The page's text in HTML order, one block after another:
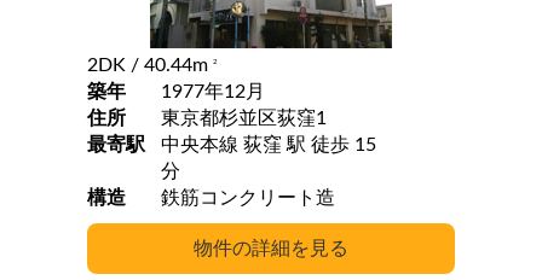
2DK / 40.44m 2
築年
1977年12月
住所
東京都杉並区荻窪1
最寄駅
中央本線 荻窪 駅 徒歩 15
分
構造
鉄筋コンクリート造